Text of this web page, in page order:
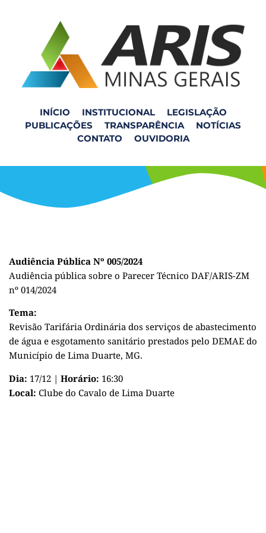
INÍCIO INSTITUCIONAL
LEGISLAÇÃO
PUBLICAÇÕES
TRANSPARÊNCIA
NOTÍCIAS
CONTATO
OUVIDORIA
Audiência Pública Nº
Audiência Pública Nº 005/2024
Audiência pública sobre o Parecer Técnico DAF/ARIS-ZM
nº 014/2024
Tema:
Revisão Tarifária Ordinária dos serviços de abastecimento
de água e esgotamento sanitário prestados pelo DEMAE do
Município de Lima Duarte, MG.
Dia: 17/12 | Horário: 16:30
Local: Clube do Cavalo de Lima Duarte